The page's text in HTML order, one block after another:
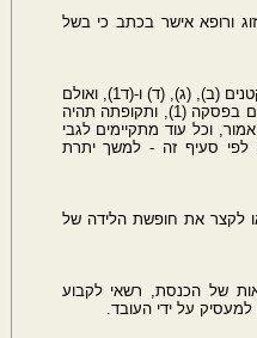
ורופא אישר בכתב כי בשל
(2) על זכאותו של עובד לחופשת לידה לפי סעיף קטן זה יחולו הוראות סעיפים קטנים (ב), (ג), (ד) ו-(ד1), ואולם
חופשת הלידה של העובד תחל ביום שבו החלו להתקיים לגביו התנאים האמורים בפסקה (1), ותקופתה תהיה
וכל עוד מתקיימים לגבי
לפי סעיף זה - למשך יתרת
לקצר את חופשת הלידה של
של הכנסת, רשאי לקבוע